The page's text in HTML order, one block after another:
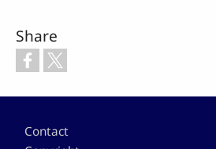
Share
Footer
Contact